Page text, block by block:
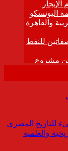
للتاريخ المصرى
والعلمية